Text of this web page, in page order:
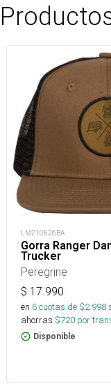
LM210526BA
Gorra Ranger
Trucker
Peregrine
$ 17.990
en 6cuotas de $2.998
ahorras $720 por
Disponible